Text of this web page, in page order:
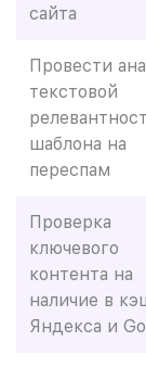
сайта
Провести
текстовой
шаблона на
переспам
Проверка
ключевого
контента на
наличие в
Яндекса и